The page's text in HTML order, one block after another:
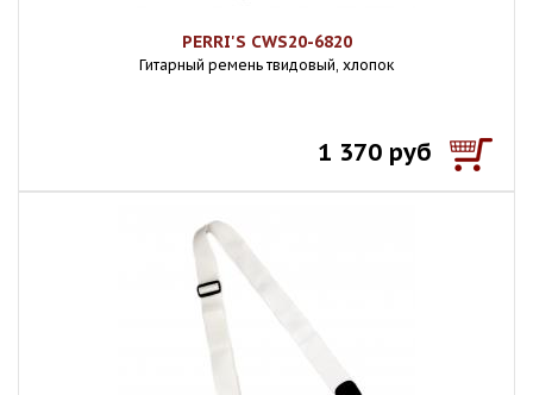
PERRI'S CWS20-6820
Гитарный ремень твидовый, хлопок
1 370 руб